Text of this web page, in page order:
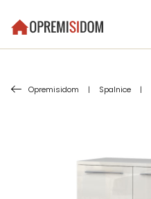
Opremisidom | Spalnice |